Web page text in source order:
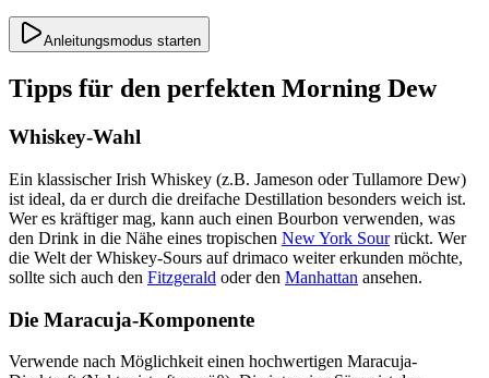
Anleitungsmodus starten
Tipps für den perfekten Morning Dew
Whiskey-Wahl
Ein klassischer Irish Whiskey (z.B. Jameson oder Tullamore Dew)
ist ideal, da er durch die dreifache Destillation besonders weich ist.
Wer es kräftiger mag, kann auch einen Bourbon verwenden, was
den Drink in die Nähe eines tropischen New York Sourrückt. Wer
die Welt der Whiskey-Sours auf drimaco weiter erkunden möchte,
sollte sich auch den Fitzgerald oder den Manhattan ansehen.
Die Maracuja-Komponente
Verwende nach Möglichkeit einen hochwertigen Maracuja-